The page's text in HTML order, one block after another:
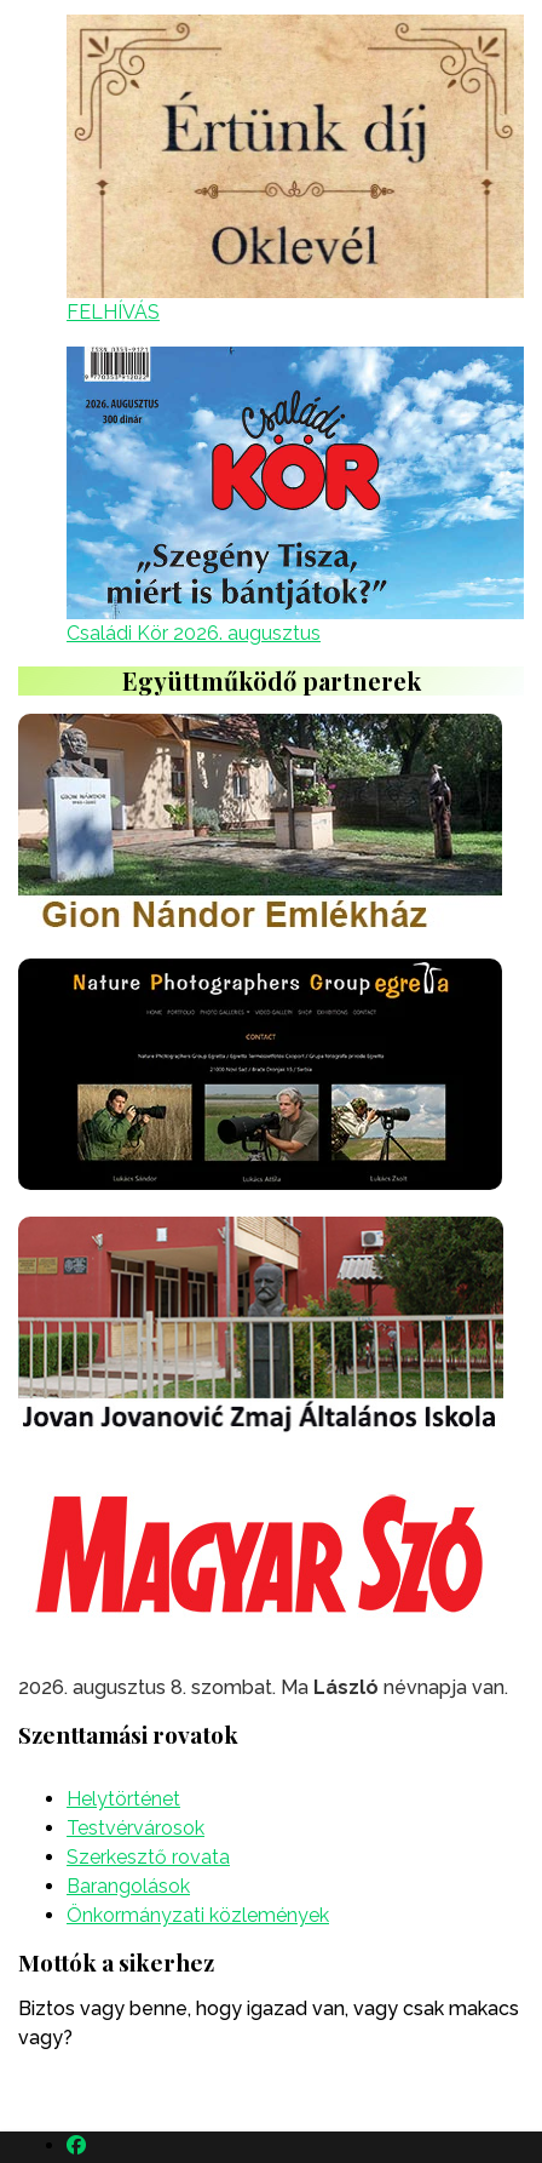
FELHÍVÁS
Családi Kör 2026. augusztus
Együttműködő partnerek
2026. augusztus 8. szombat. Ma László névnapja van.
Szenttamási rovatok
Helytörténet
Testvérvárosok
Szerkesztő rovata
Barangolások
Önkormányzati közlemények
Mottók a sikerhez
Biztos vagy benne, hogy igazad van, vagy csak makacs
vagy?